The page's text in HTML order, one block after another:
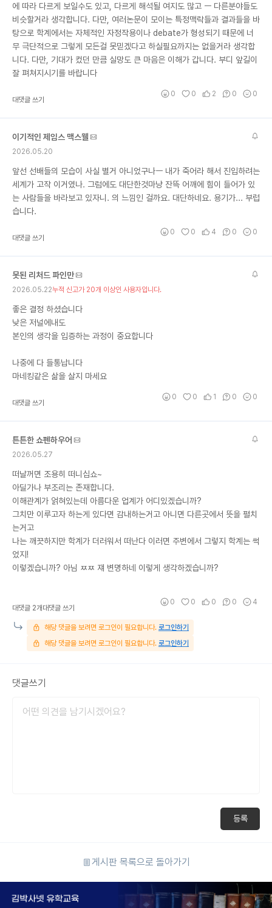
에 따라 다르게 보일수도 있고, 다르게 해석될 여지도 많고 ㅡ 다른분야들도
비슷할거라 생각합니다. 다만, 여러논문이 모이는 특정맥락들과 결과들을 바
탕으로 학계에서는 자체적인 자정작용이나 debate가 형성되기 때문에 너
무 극단적으로 그렇게 모든걸 못믿겠다고 하실필요까지는 없을거라 생각합
니다. 다만, 기대가 컸던 만큼 실망도 큰 마음은 이해가 갑니다. 부디 앞길이
잘 펴쳐지시기를 바랍니다
대댓글 쓰기
0 0 2 0 0
이기적인 제임스 맥스웰
2026.05.20
앞선 선배들의 모습이 사실 별거 아니었구나ㅡ 내가 죽어라 해서 진입하려는
세계가 고작 이거였나. 그럼에도 대단한것마냥 잔뜩 어깨에 힘이 들어가 있
는 사람들을 바라보고 있자니. 의 느낌인 걸까요. 대단하네요. 용기가... 부럽
습니다.
대댓글 쓰기
0 0 4 0 0
못된 리처드 파인만
2026.05.22누적 신고가 20개 이상인 사용자입니다.
좋은 결정 하셨습니다
낮은 저널에내도
본인의 생각을 입증하는 과정이 중요합니다
나중에 다 들통납니다
마네킹같은 삶을 살지 마세요
대댓글 쓰기
0 0 1 0 0
튼튼한 쇼펜하우어
2026.05.27
떠날꺼면 조용히 떠니십쇼~
아딜가나 부조리는 존재합니다.
이해관계가 얽혀있는데 아름다운 업계가 어디있겠습니까?
그치만 이루고자 하는게 있다면 감내하는거고 아니면 다른곳에서 뜻을 펼치
는거고
나는 깨끗하지만 학계가 더러워서 떠난다 이러면 주변에서 그렇지 학계는 썩
었지!
이렇겠습니까? 아님 ㅉㅉ 쟤 변명하네 이렇게 생각하겠습니까?
대댓글 2개대댓글 쓰기
0 0 0 0 4
해당 댓글을 보려면 로그인이 필요합니다. 로그인하기
해당 댓글을 보려면 로그인이 필요합니다. 로그인하기
댓글쓰기
등록
게시판 목록으로 돌아가기